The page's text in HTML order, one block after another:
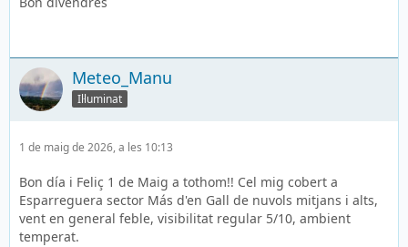
Meteo_Manu
Il·luminat
1 de maig de 2026, a les 10:13
Bon día i Feliç 1 de Maig a tothom!! Cel mig cobert a
Esparreguera sector Más d'en Gall de nuvols mitjans i alts,
vent en general feble, visibilitat regular 5/10, ambient
temperat.